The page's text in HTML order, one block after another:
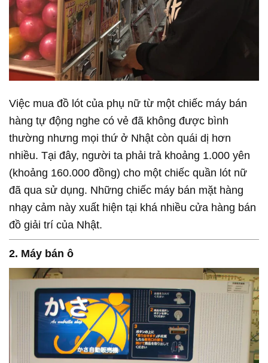
Việc mua đồ lót của phụ nữ từ một chiếc máy bán
hàng tự động nghe có vẻ đã không được bình
thường nhưng mọi thứ ở Nhật còn quái dị hơn
nhiều. Tại đây, người ta phải trả khoảng 1.000 yên
(khoảng 160.000 đồng) cho một chiếc quần lót nữ
đã qua sử dụng. Những chiếc máy bán mặt hàng
nhạy cảm này xuất hiện tại khá nhiều cửa hàng bán
đồ giải trí của Nhật.
2. Máy bán ô